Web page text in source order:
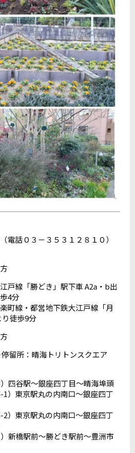
電話０３－３５３１２８１０）
「勝どき」駅下車 A2a・b出
4分
・都営地下鉄大江戸線「月
徒歩9分
所：晴海トリトンスクエア
駅～銀座四丁目～晴海埠頭
京駅丸の内南口～銀座四丁
京駅丸の内南口～銀座四丁
駅前～勝どき駅前～豊洲市